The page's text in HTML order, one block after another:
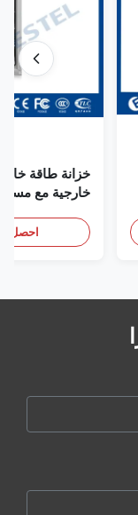
خزانة طاقة
خارجية مع
احصل